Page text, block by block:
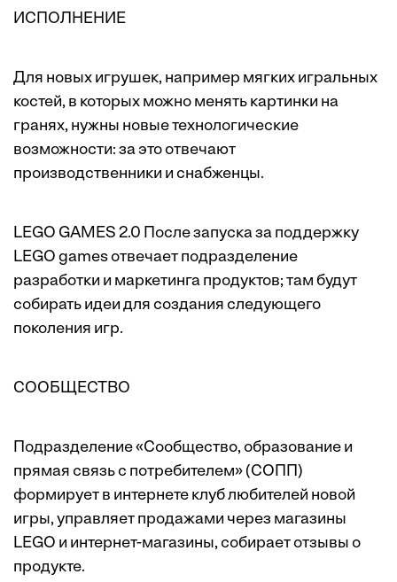
ИСПОЛНЕНИЕ
Для новых игрушек, например мягких игральных
костей, в которых можно менять картинки на
гранях, нужны новые технологические
возможности: за это отвечают
производственники и снабженцы.
LEGO GAMES 2.0 После запуска за поддержку
LEGO games отвечает подразделение
разработки и маркетинга продуктов; там будут
собирать идеи для создания следующего
поколения игр.
СООБЩЕСТВО
Подразделение «Cообщество, образование и
прямая связь с потребителем» (СОПП)
формирует в интернете клуб любителей новой
игры, управляет продажами через магазины
LEGO и интернет-магазины, собирает отзывы о
продукте.